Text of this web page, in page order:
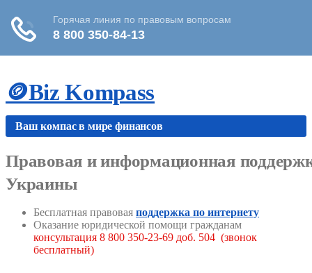
Skip
to
content
🪙Biz Kompass
Ваш компас в мире финансов
Правовая и информационная
Украины
Бесплатная правовая поддержка по интернету
Оказание юридической помощи гражданам
консультация 8 800 350-23-69 доб. 504 (звонок
бесплатный)